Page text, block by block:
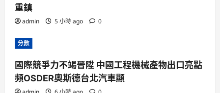
重鎮
admin 5 小時 ago 0
分數
國際競爭力不竭晉陞 中國工程機械產物出口亮點
頻OSDER奧斯德台北汽車顯